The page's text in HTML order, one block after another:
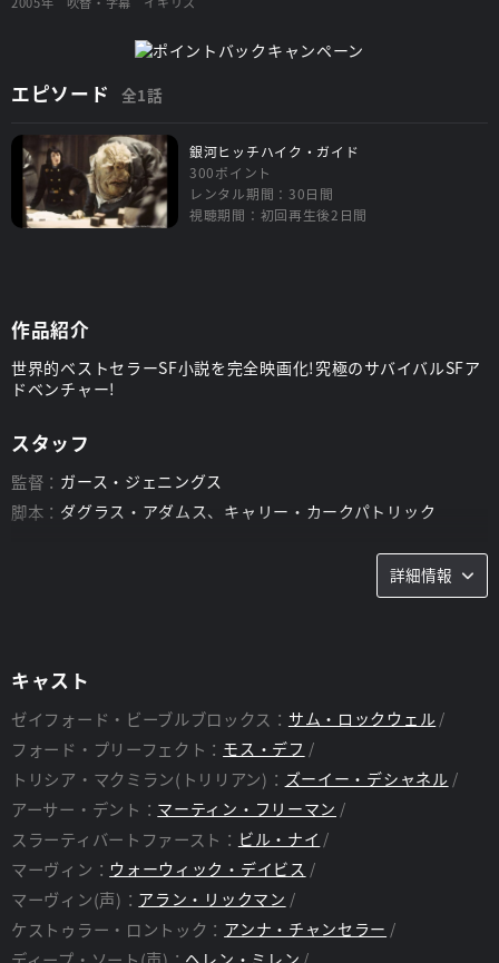
エピソード 全1話
銀河ヒッチハイク・ガイド
300ポイント
レンタル期間：30日間
視聴期間：初回再生後2日間
作品紹介
世界的ベストセラーSF小説を完全映画化!究極のサバイバルSFア
ドベンチャー!
スタッフ
監督： ガース・ジェニングス
脚本： ダグラス・アダムス、キャリー・カークパトリック
詳細情報
キャスト
ゼイフォード・ビーブルブロックス： サム・ロックウェル
フォード・プリーフェクト： モス・デフ
トリシア・マクミラン(トリリアン)： ズーイー・デシャネル
アーサー・デント： マーティン・フリーマン
スラーティバートファースト： ビル・ナイ
マーヴィン： ウォーウィック・デイビス
マーヴィン(声)： アラン・リックマン
ケストゥラー・ロントック： アンナ・チャンセラー
ヘレン・ミレン